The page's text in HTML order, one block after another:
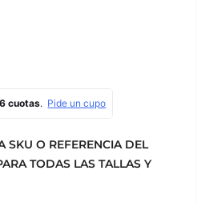
SKU O REFERENCIA DEL
TODAS LAS TALLAS Y